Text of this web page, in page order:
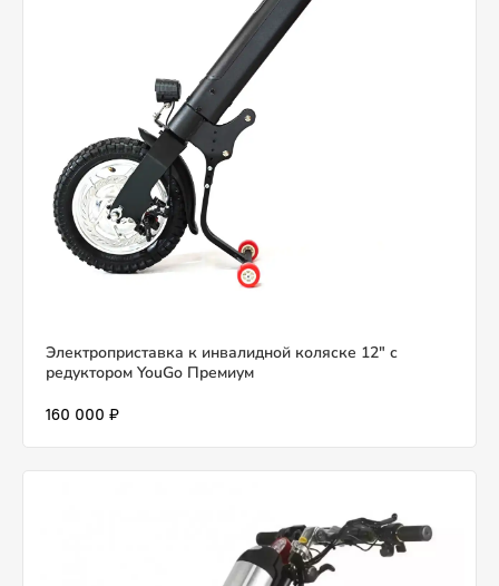
Электроприставка к инвалидной коляске 12" с
редуктором YouGo Премиум
160 000 ₽